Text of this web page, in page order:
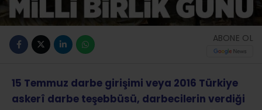
ABONE OL
15 Temmuz darbe girişimi veya 2016 Türkiye
askerî darbe teşebbüsü, darbecilerin verdiği